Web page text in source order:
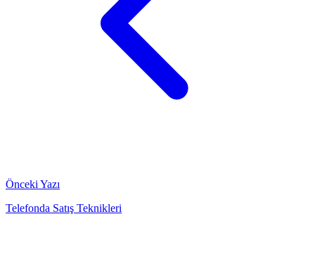
Önceki Yazı
Telefonda Satış Teknikleri